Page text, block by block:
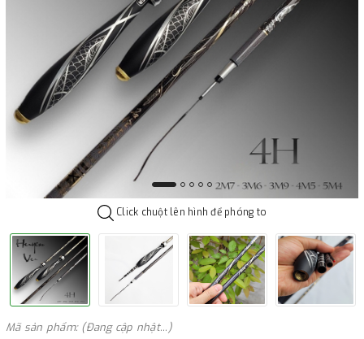
Click chuột lên hình để phóng to
Mã sản phẩm: (Đang cập nhật...)